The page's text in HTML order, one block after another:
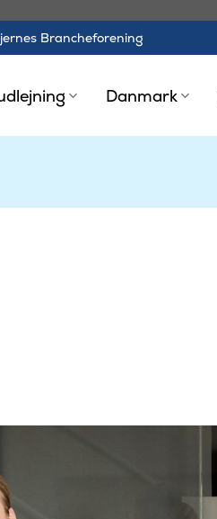
Brancheforening
Danmark